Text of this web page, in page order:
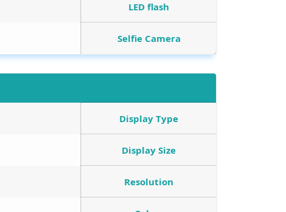
LED flash
Selfie Camera
Display Type
Display Size
Resolution